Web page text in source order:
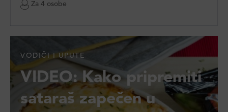
Za 4 osobe
VODIČI I UPUTE
VIDEO: Kako pripremiti
sataraš zapečen u